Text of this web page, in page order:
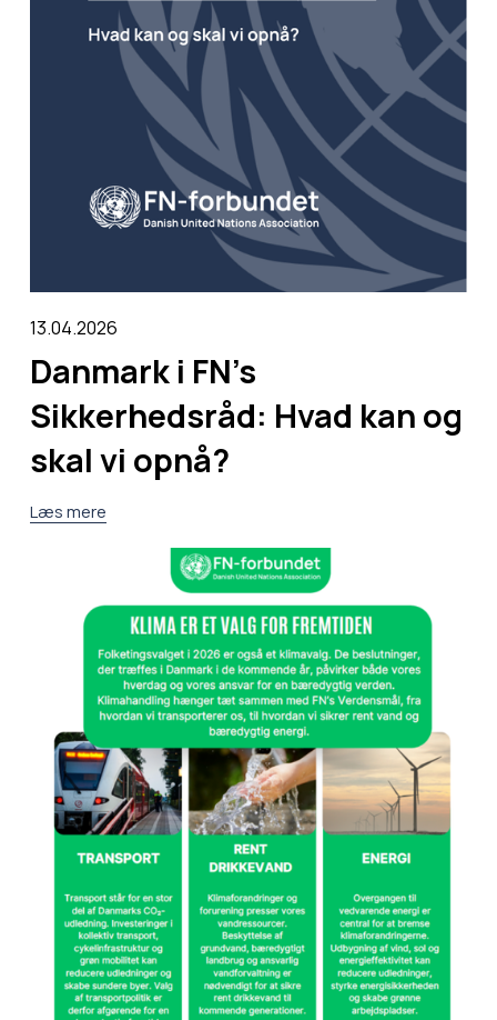
13.04.2026
Danmark i FN’s
Sikkerhedsråd: Hvad kan og
skal vi opnå?
Læs mere